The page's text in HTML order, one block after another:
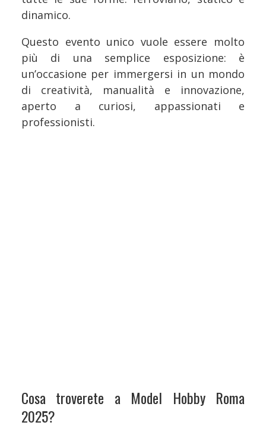
dinamico.
Questo evento unico vuole essere molto
più di una semplice esposizione: è
un’occasione per immergersi in un mondo
di creatività, manualità e innovazione,
aperto a curiosi, appassionati e
professionisti.
Cosa troverete a Model Hobby Roma
2025?